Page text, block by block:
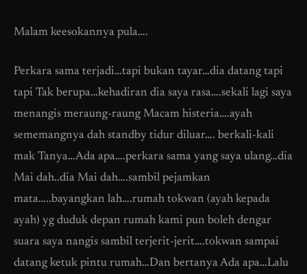
Malam keesokannya pula….
Perkara sama terjadi…tapi bukan tayar…dia datang tapi
tapi Tak berupa…kehadiran dia saya rasa….sekali lagi saya
menangis meraung-raung Macam histeria….ayah
sememangnya dah standby tidur diluar…. berkali-kali
mak Tanya…Ada apa….perkara sama yang saya ulang…dia
Mai dah..dia Mai dah….sambil pejamkan
mata…..bayangkan lah….rumah tokwan (ayah kepada
ayah) yg duduk depan rumah kami pun boleh dengar
suara saya nangis sambil terjerit-jerit….tokwan sampai
datang ketuk pintu rumah…Dan bertanya Ada apa…Lalu